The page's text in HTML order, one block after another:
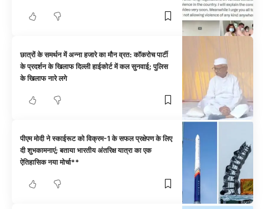
छात्रों के समर्थन में अन्ना हजारे का मौन व्रत: कॉकरोच पार्टी
के प्रदर्शन के खिलाफ दिल्ली हाईकोर्ट में कल सुनवाई; पुलिस
के खिलाफ नारे लगे
पीएम मोदी ने स्काईरूट को विक्रम-1 के सफल प्रक्षेपण के लिए
दी शुभकामनाएं; बताया भारतीय अंतरिक्ष यात्रा का एक
ऐतिहासिक नया मोर्चा**